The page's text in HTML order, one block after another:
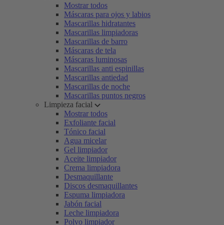
Mostrar todos
Máscaras para ojos y labios
Mascarillas hidratantes
Mascarillas limpiadoras
Mascarillas de barro
Máscaras de tela
Máscaras luminosas
Mascarillas anti espinillas
Mascarillas antiedad
Mascarillas de noche
Mascarillas puntos negros
Limpieza facial
Mostrar todos
Exfoliante facial
Tónico facial
Agua micelar
Gel limpiador
Aceite limpiador
Crema limpiadora
Desmaquillante
Discos desmaquillantes
Espuma limpiadora
Jabón facial
Leche limpiadora
Polvo limpiador